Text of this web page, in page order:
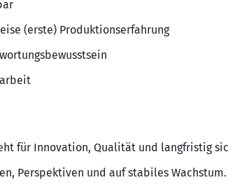
(erste) Produktionserfahrung
für Innovation, Qualität und langfristig
Perspektiven und auf stabiles Wachstum.